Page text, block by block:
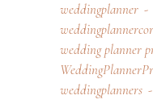
weddingplanner
wedding planner
weddingplanners